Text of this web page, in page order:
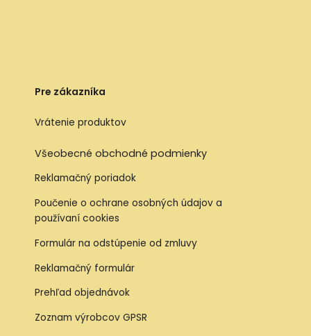
Pre zákazníka
Vrátenie produktov
Všeobecné obchodné podmienky
Reklamačný poriadok
Poučenie o ochrane osobných údajov a
používaní cookies
Formulár na odstúpenie od zmluvy
Reklamačný formulár
Prehľad objednávok
Zoznam výrobcov GPSR